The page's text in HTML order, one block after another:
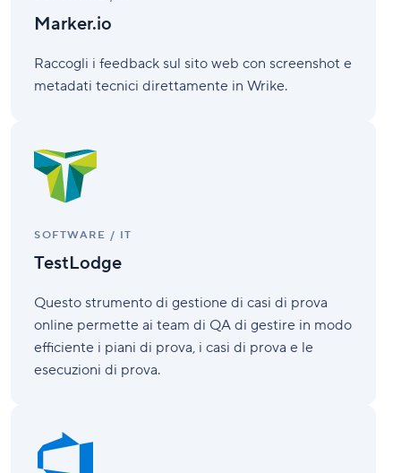
Marker.io
Raccogli i feedback sul sito web con screenshot e
metadati tecnici direttamente in Wrike.
SOFTWARE / IT
TestLodge
Questo strumento di gestione di casi di prova
online permette ai team di QA di gestire in modo
efficiente i piani di prova, i casi di prova e le
esecuzioni di prova.
DevOps
(tramite